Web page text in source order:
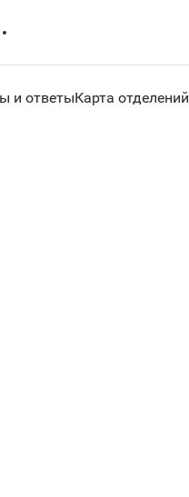
и ответыКарта отделений